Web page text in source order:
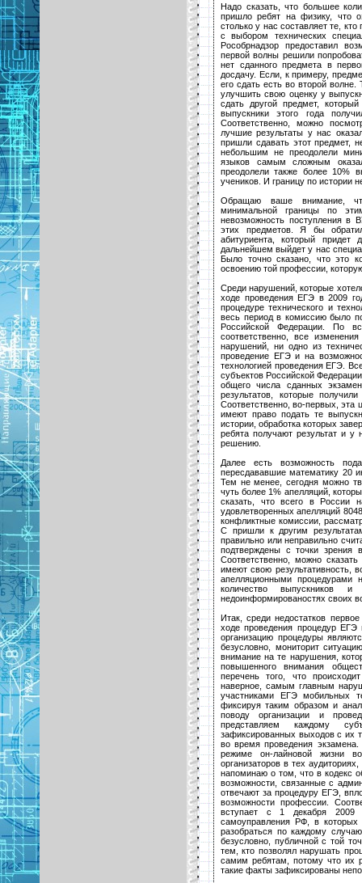
Надо сказать, что большее
пришло ребят на физику, что
столько у нас составляет те,
с выбором технических
Рособрнадзор предоставил
первой волны решили
нет сданного предмета в
досдачу. Если, к примеру,
его сдать есть во второй
улучшить свою оценку у
сдать другой предмет,
выпускники этого года
Соответственно, можно
лучшие результаты у нас
пришли сдавать этот предмет,
небольшим не преодолели
языков самым сложным
преодолели также более 10%
учеников. И границу по истории
Обращаю ваше внимание,
минимальной границы по
невозможность поступления в
этих предметов. Я бы
абитуриента, который
дальнейшем выйдет у нас
Было точно сказано, что это
освоению той профессии,
Среди нарушений, которые
ходе проведения ЕГЭ в 2009
процедуре технического и
весь период в комиссию было
Российской Федерации. По
соответственно, все
нарушений, ни одно из
проведение ЕГЭ и на
технологией проведения ЕГЭ.
субъектов Российской
общего числа сданных
результатов, которые
Соответственно, во-первых, эта
имеют право подать те
истории, обработка которых
ребята получают результат и
решению.
Далее есть возможность
пересдававшие математику 20
Тем не менее, сегодня можно
чуть более 1% апелляций,
сказать, что всего в России
удовлетворенных апелляций
конфликтные комиссии,
С пришли к другим
правильно или неправильно
подтверждены с точки зрения
Соответственно, можно
имеют свою результативность,
апелляционными процедурами
количество выпускников
недоинформированостях своих
Итак, среди недостатков
ходе проведения процедур ЕГЭ
организацию процедуры
безусловно, мониторит
внимание на те нарушения,
повышенного внимания
перечень того, что
наверное, самым главным
участниками ЕГЭ мобильных
фиксируя таким образом и
поводу организации и
представляем каждому
зафиксированных выходов с их
во время проведения
режиме он-лайновой жизни
организаторов в тех
напоминаю о том, что в кодекс
возможности, связанные с
отвечают за процедуру ЕГЭ,
возможности профессии.
вступает с 1 декабря 2009
самоуправления РФ, в которых
разобраться по каждому
безусловно, публичной с той
тем, кто позволял нарушать
самим ребятам, потому что их
такие факты зафиксированы